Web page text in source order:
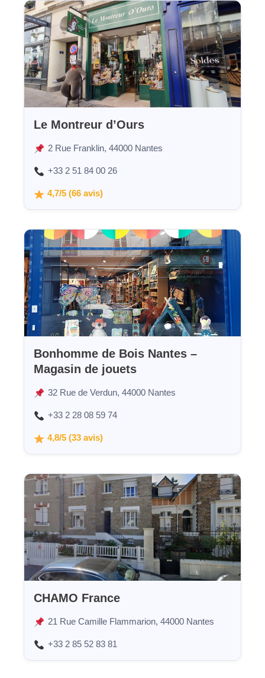
Le Montreur d’Ours
2 Rue Franklin, 44000 Nantes
+33 2 51 84 00 26
4,7/5 (66 avis)
Bonhomme de Bois Nantes –
Magasin de jouets
32 Rue de Verdun, 44000 Nantes
+33 2 28 08 59 74
4,8/5 (33 avis)
CHAMO France
21 Rue Camille Flammarion, 44000 Nantes
+33 2 85 52 83 81